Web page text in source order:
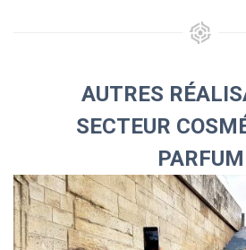
AUTRES
SECTEUR
PARFUM